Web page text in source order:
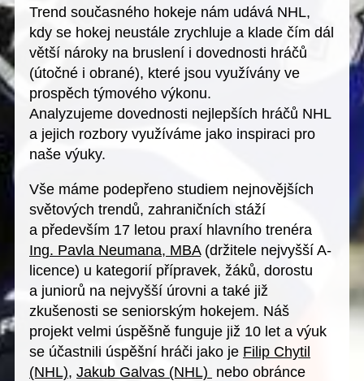
Trend současného hokeje nám udává NHL,
kdy se hokej neustále zrychluje a klade čím dál
větší nároky na bruslení i dovednosti hráčů
(útočné i obrané), které jsou využívány ve
prospěch týmového výkonu.
Analyzujeme dovednosti nejlepších hráčů NHL
a jejich rozbory využíváme jako inspiraci pro
naše výuky.
Vše máme podepřeno studiem nejnovějších
světových trendů, zahraničních stáží
a především 17 letou praxí hlavního trenéra
Ing. Pavla Neumana, MBA(držitele nejvyšší A-
licence) u kategorií přípravek, žáků, dorostu
a juniorů na nejvyšší úrovni a také již
zkušenosti se seniorským hokejem. Náš
projekt velmi úspěšně funguje již 10 let a výuk
se účastnili úspěšní hráči jako je Filip Chytil
(NHL), Jakub Galvas (NHL) nebo obránce